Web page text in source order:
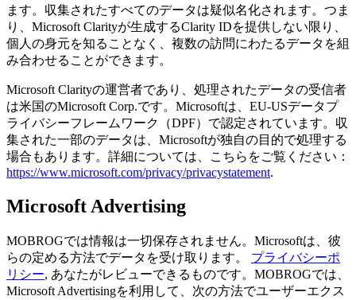
ます。収集されたすべてのデータは疑似名化されます。つま
り、Microsoft Clarityが生成するClarity IDを提供しない限り、
個人の身元を知ることなく、複数の訪問にわたるデータを組
み合わせることができます。
Microsoft Clarityの運営者であり、処理されたデータの受信者
は米国のMicrosoft Corp.です。Microsoftは、EU-USデータプ
ライバシーフレームワーク（DPF）で認定されています。収
集された一部のデータは、Microsoftが独自の目的で処理する
場合もあります。詳細については、こちらをご覧ください：
https://www.microsoft.com/privacy/privacystatement.
Microsoft Advertising
MOBROGでは情報は一切保存されません。Microsoftは、彼
らの定める方法でデータを受け取ります。 プライバシーポ
リシー, あなたがレビューできるものです。MOBROGでは、
Microsoft Advertisingを利用して、次の方法でユーザーエクス